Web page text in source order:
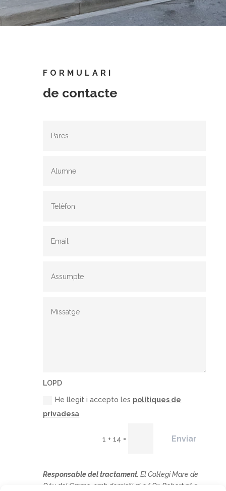
FORMULARI
de contacte
LOPD
He llegit i accepto les polítiques de
privadesa
1 + 14 = Enviar
Responsable del tractament.ElCol·legi Mare de
Déu del Carme, amb domicili al c/ Dr. Robert nº 5-